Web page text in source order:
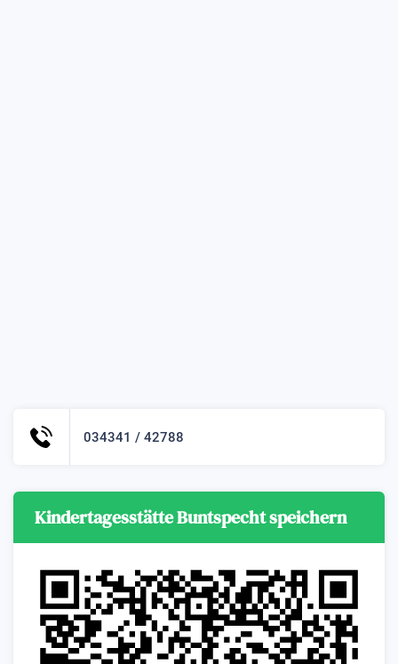
034341 / 42788
Kindertagesstätte Buntspecht speichern